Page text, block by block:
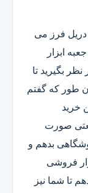
دریل فرز می
ابزار
بگیرید تا
طور که گفتم
خرید
صورت
بدهم و
فروشی
تا شما نیز